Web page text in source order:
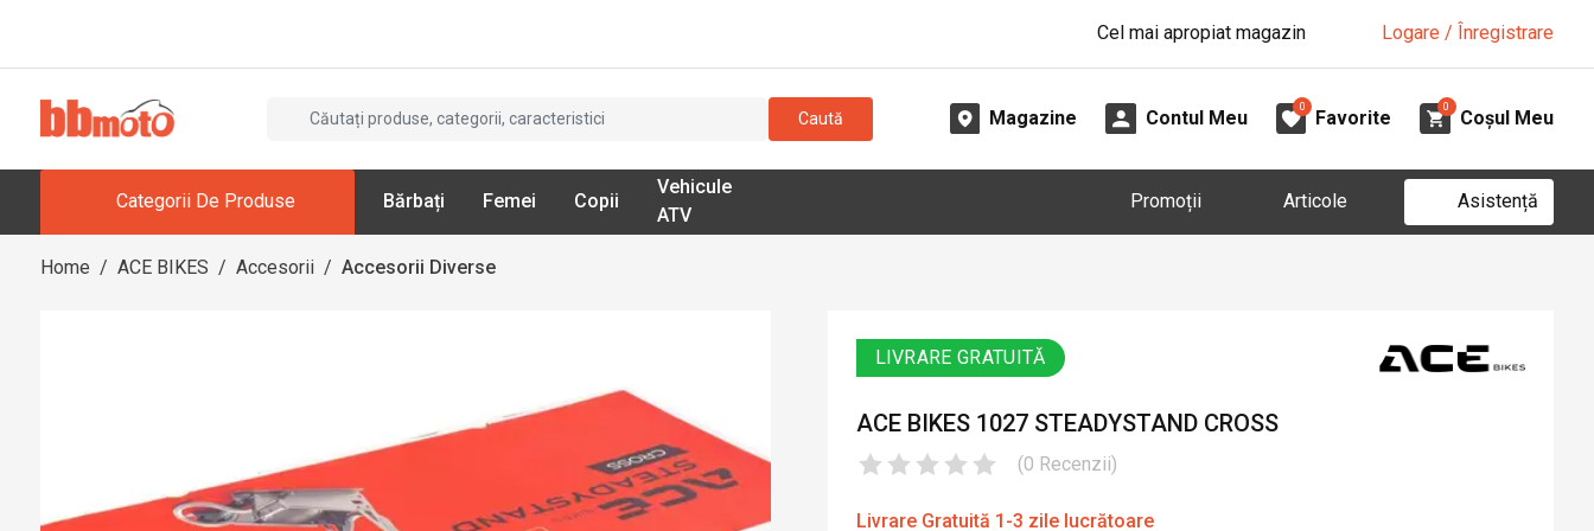
Cel mai apropiat magazin Logare / Înregistrare
Caută Magazine Contul Meu
0
Favorite
0
Coșul Meu
Categorii De Produse Bărbați Femei Copii
Vehicule
ATV
Promoții Articole Asistență
Home / ACE BIKES / Accesorii / Accesorii Diverse
LIVRARE GRATUITĂ
ACE BIKES 1027 STEADYSTAND CROSS
(0 Recenzii)
Livrare Gratuită 1-3 zile lucrătoare